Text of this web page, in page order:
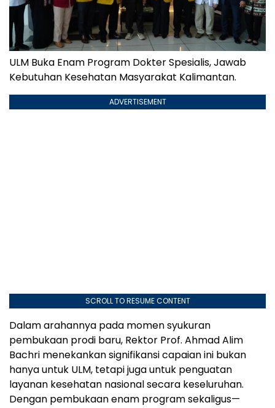
ULM Buka Enam Program Dokter Spesialis, Jawab
Kebutuhan Kesehatan Masyarakat Kalimantan.
ADVERTISEMENT
SCROLL TO RESUME CONTENT
Dalam arahannya pada momen syukuran
pembukaan prodi baru, Rektor Prof. Ahmad Alim
Bachri menekankan signifikansi capaian ini bukan
hanya untuk ULM, tetapi juga untuk penguatan
layanan kesehatan nasional secara keseluruhan.
Dengan pembukaan enam program sekaligus—